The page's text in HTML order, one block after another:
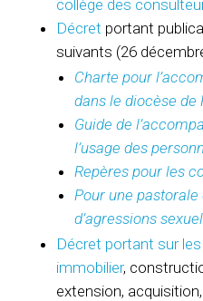
collège des
Décret portant
suivants (26
Charte pour
dans le diocèse de
Guide de
l’usage des
Repères pour les
Pour une
d’agressions
Décret portant sur
immobilier,
extension,